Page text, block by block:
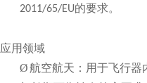
2011/65/EU的要求。
应用领域
Ø航空航天：用于飞行器